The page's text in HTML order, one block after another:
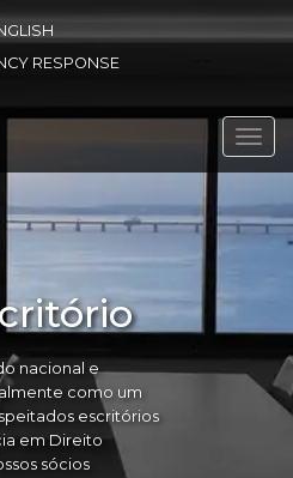
RESPONSE
nacional e
como um
escritórios
em Direito
sócios